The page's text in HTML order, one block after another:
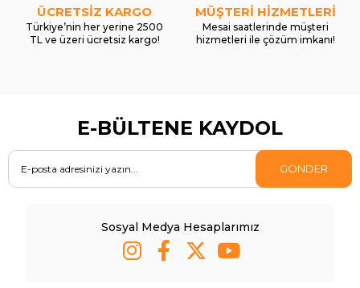
ÜCRETSİZ KARGO
Türkiye’nin her yerine 2500
TL ve üzeri ücretsiz kargo!
MÜŞTERİ HİZMETLERİ
Mesai saatlerinde müşteri
hizmetleri ile çözüm imkanı!
E-BÜLTENE KAYDOL
GÖNDER
Sosyal Medya Hesaplarımız